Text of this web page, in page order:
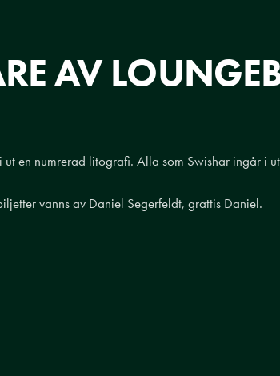
AV
ut en numrerad litografi. Alla som Swishar ingår i
vanns av Daniel Segerfeldt, grattis Daniel.